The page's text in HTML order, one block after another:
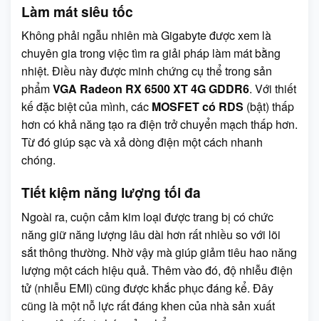
Làm mát siêu tốc
Không phải ngẫu nhiên mà Gigabyte được xem là
chuyên gia trong việc tìm ra giải pháp làm mát bằng
nhiệt. Điều này được minh chứng cụ thể trong sản
phẩmVGA Radeon RX 6500 XT 4G GDDR6. Với thiết
kế đặc biệt của mình, các MOSFET có RDS (bật) thấp
hơn có khả năng tạo ra điện trở chuyển mạch thấp hơn.
Từ đó giúp sạc và xả dòng điện một cách nhanh
chóng.
Tiết kiệm năng lượng tối đa
Ngoài ra, cuộn cảm kim loại được trang bị có chức
năng giữ năng lượng lâu dài hơn rất nhiều so với lõi
sắt thông thường. Nhờ vậy mà giúp giảm tiêu hao năng
lượng một cách hiệu quả. Thêm vào đó, độ nhiễu điện
tử (nhiễu EMI) cũng được khắc phục đáng kể. Đây
cũng là một nỗ lực rất đáng khen của nhà sản xuất